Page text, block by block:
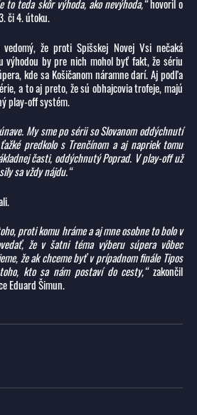
to teda skôr výhoda, ako nevýhoda,“hovoril o
či 4. útoku.
že proti Spišskej Novej Vsi nečaká
výhodou by pre nich mohol byť fakt, že sériu
kde sa Košičanom náramne darí. Aj podľa
a to aj preto, že sú obhajcovia trofeje, majú
play-off systém.
My sme po sérii so Slovanom oddýchnutí
predkolo s Trenčínom a aj napriek tomu
časti, oddýchnutý Poprad. V play-off už
sa vždy nájdu.“
proti komu hráme a aj mne osobne to bolo v
že v šatni téma výberu súpera vôbec
že ak chceme byť v prípadnom finále Tipos
kto sa nám postaví do cesty,“zakončil
Eduard Šimun.